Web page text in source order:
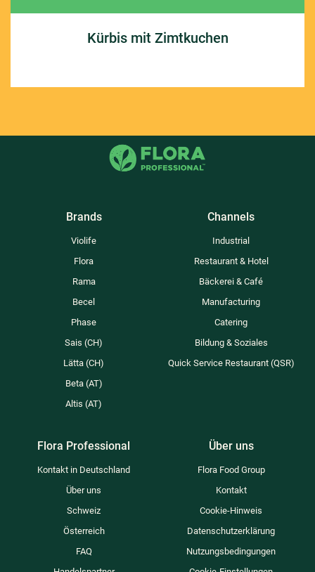
Kürbis mit Zimtkuchen
Brands
Violife
Flora
Rama
Becel
Phase
Sais (CH)
Lätta (CH)
Beta (AT)
Altis (AT)
Channels
Industrial
Restaurant & Hotel
Bäckerei & Café
Manufacturing
Catering
Bildung & Soziales​
Quick Service Restaurant (QSR)
Flora Professional
Kontakt in Deutschland
Über uns
Schweiz
Österreich​
FAQ
Über uns
Flora Food Group
Kontakt
Cookie-Hinweis
Datenschutzerklärung
Nutzungsbedingungen